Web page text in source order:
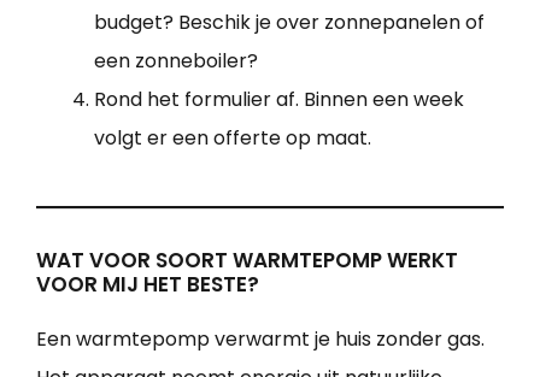
budget? Beschik je over zonnepanelen of
een zonneboiler?
Rond het formulier af. Binnen een week
volgt er een offerte op maat.
WAT VOOR SOORT WARMTEPOMP WERKT
VOOR MIJ HET BESTE?
Een warmtepomp verwarmt je huis zonder gas.